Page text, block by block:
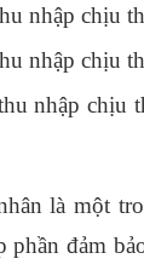
nhập chịu
nhập chịu
nhập chịu
là một
đảm